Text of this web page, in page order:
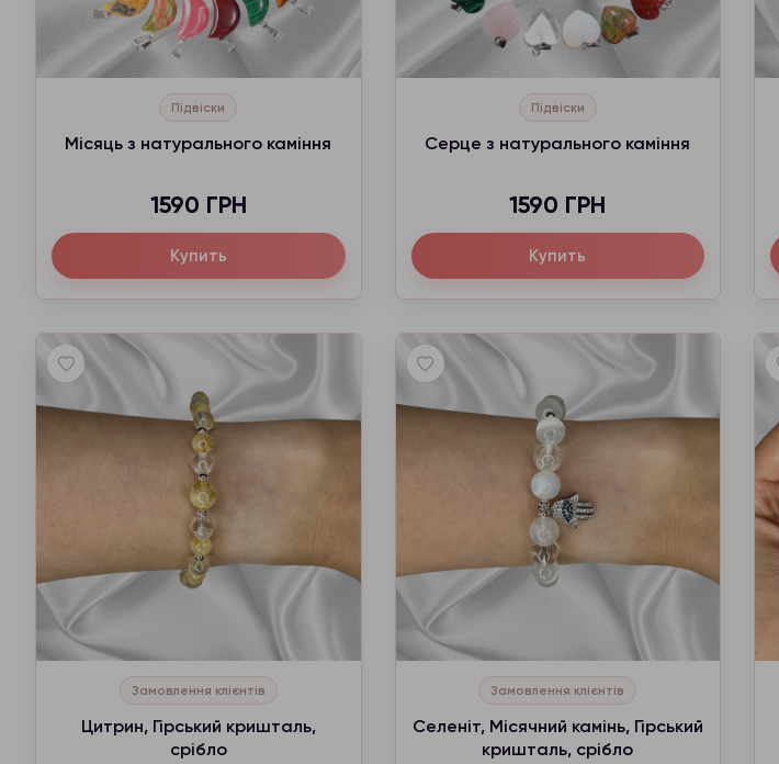
Підвіски
Місяць з натурального каміння
1590 ГРН
Купить
Підвіски
Серце з натурального каміння
1590 ГРН
Купить
Замовлення клієнтів
Цитрин, Гірський кришталь,
срібло
Замовлення клієнтів
Селеніт, Місячний камінь, Гірський
кришталь, срібло